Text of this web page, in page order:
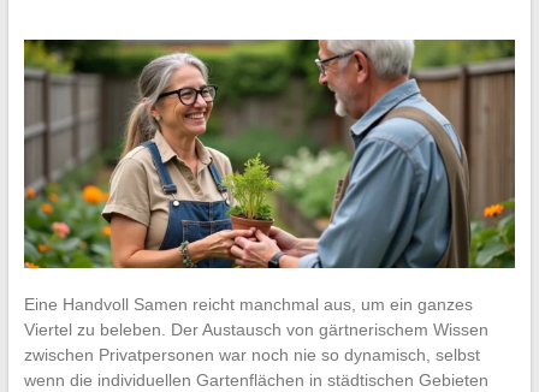
Eine Handvoll Samen reicht manchmal aus, um ein ganzes
Viertel zu beleben. Der Austausch von gärtnerischem Wissen
zwischen Privatpersonen war noch nie so dynamisch, selbst
wenn die individuellen Gartenflächen in städtischen Gebieten